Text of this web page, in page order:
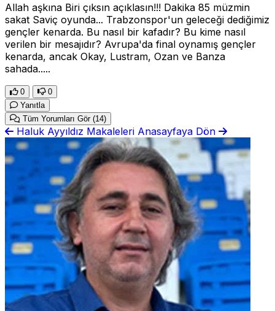
Allah aşkına Biri çıksın açıklasın!!! Dakika 85 müzmin
sakat Saviç oyunda... Trabzonspor'un geleceği dediğimiz
gençler kenarda. Bu nasıl bir kafadır? Bu kime nasıl
verilen bir mesajıdır? Avrupa'da final oynamış gençler
kenarda, ancak Okay, Lustram, Ozan ve Banza
sahada.....
0
0
Yanıtla
Tüm Yorumları Gör (14)
Haluk Ayyıldız Makaleleri Anasayfaya Dön